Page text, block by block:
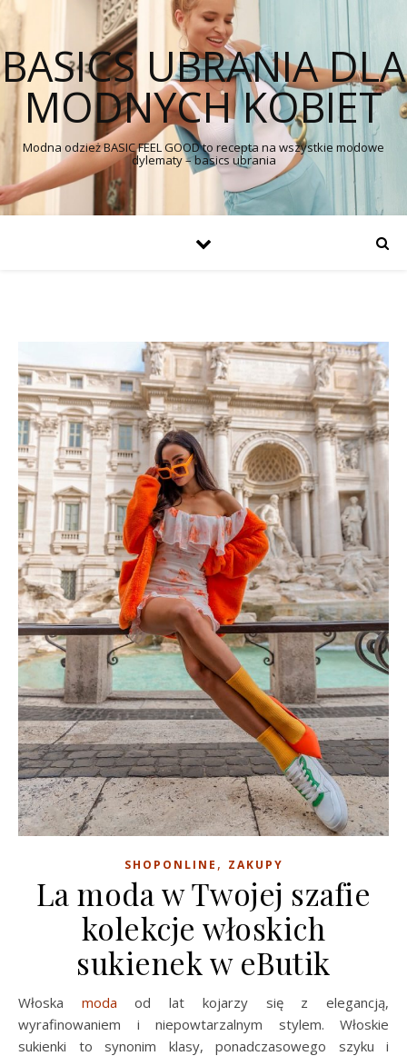
BASICS UBRANIA DLA
MODNYCH KOBIET
Modna odzież BASIC FEEL GOOD to recepta na wszystkie modowe
dylematy – basics ubrania
SHOPONLINE , ZAKUPY
La moda w Twojej szafie
kolekcje włoskich
sukienek w eButik
Włoska moda od lat kojarzy się z elegancją,
wyrafinowaniem i niepowtarzalnym stylem. Włoskie
sukienki to synonim klasy, ponadczasowego szyku i